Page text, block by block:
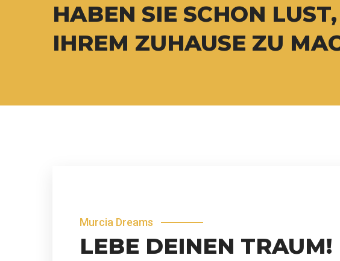
HABEN SIE SCHON
IHREM ZUHAUSE ZU
Murcia Dreams
LEBE DEINEN TRAUM!